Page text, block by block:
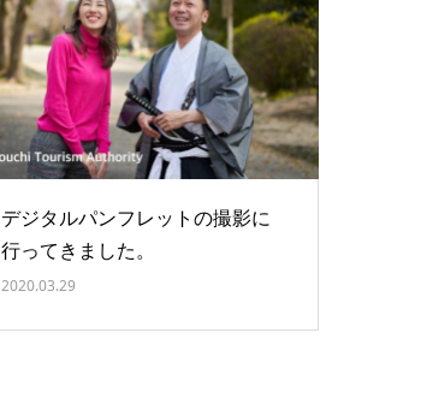
デジタルパンフレットの撮影に
行ってきました。
2020.03.29